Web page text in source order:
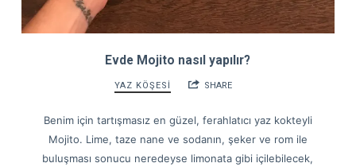
Evde Mojito nasıl yapılır?
YAZ KÖŞESİ SHARE
Benim için tartışmasız en güzel, ferahlatıcı yaz kokteyli
Mojito. Lime, taze nane ve sodanın, şeker ve rom ile
buluşması sonucu neredeyse limonata gibi içilebilecek,